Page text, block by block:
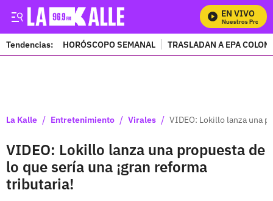
EN VIVO
Mira Todos Nuestros
Tendencias: HORÓSCOPO SEMANAL TRASLADAN A EPA
La Kalle / Entretenimiento / Virales / VIDEO: Lokillo lanza una
VIDEO: Lokillo lanza una propuesta de
lo que sería una ¡gran reforma
tributaria!